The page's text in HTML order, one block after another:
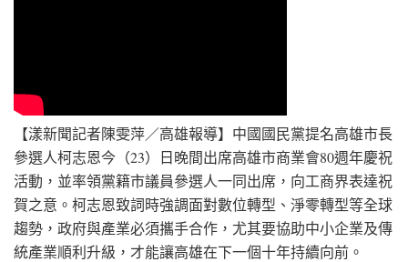
【漾新聞記者陳雯萍／高雄報導】中國國民黨提名高雄市長
參選人柯志恩今（23）日晚間出席高雄市商業會80週年慶祝
活動，並率領黨籍市議員參選人一同出席，向工商界表達祝
賀之意。柯志恩致詞時強調面對數位轉型、淨零轉型等全球
趨勢，政府與產業必須攜手合作，尤其要協助中小企業及傳
統產業順利升級，才能讓高雄在下一個十年持續向前。